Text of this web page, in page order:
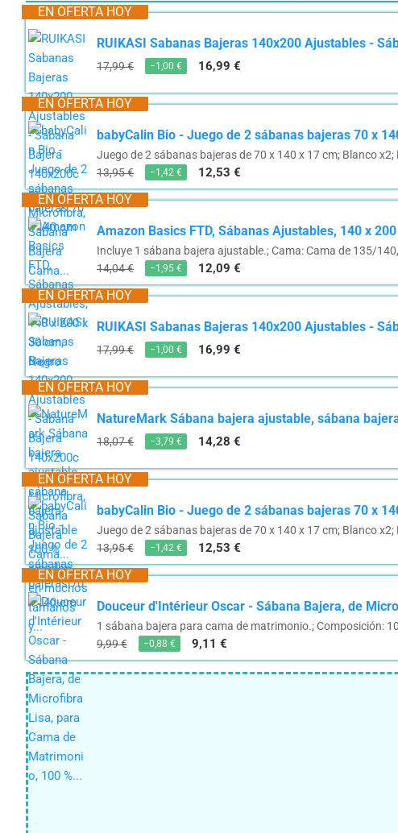
EN OFERTA HOY
RUIKASI Sabanas Bajeras 140x200 Ajustables -
17,99 € −1,00 € 16,99 €
EN OFERTA HOY
babyCalin Bio - Juego de 2 sábanas bajeras 70 x
Juego de 2 sábanas bajeras de 70 x 140 x 17 cm; Blanco
13,95 €
−1,42 € 12,53 €
EN OFERTA HOY
Amazon Basics FTD, Sábanas Ajustables, 140 x
Incluye 1 sábana bajera ajustable.; Cama: Cama de 135/
14,04 €
−1,95 € 12,09 €
EN OFERTA HOY
RUIKASI Sabanas Bajeras 140x200 Ajustables -
17,99 € −1,00 € 16,99 €
EN OFERTA HOY
NatureMark Sábana bajera ajustable, sábana
18,07 € −3,79 € 14,28 €
EN OFERTA HOY
babyCalin Bio - Juego de 2 sábanas bajeras 70 x
Juego de 2 sábanas bajeras de 70 x 140 x 17 cm; Blanco
13,95 €
−1,42 € 12,53 €
EN OFERTA HOY
Douceur d'Intérieur Oscar - Sábana Bajera, de
1 sábana bajera para cama de matrimonio.; Composición:
9,99 €
−0,88 € 9,11 €